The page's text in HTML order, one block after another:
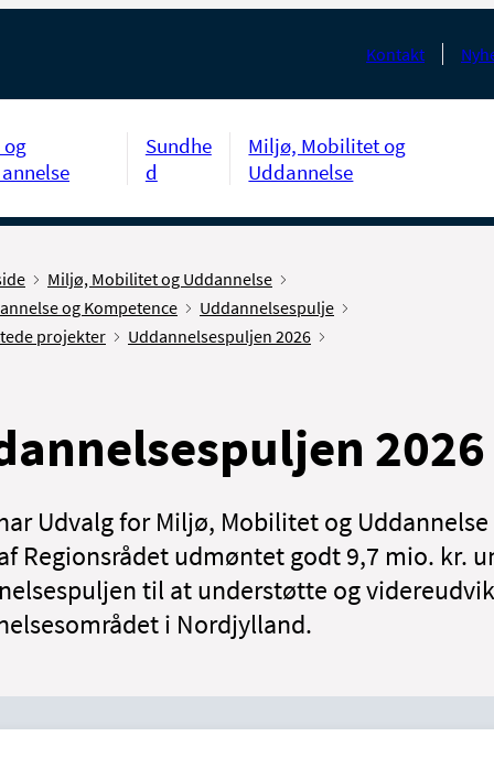
Kontakt
Sundhe
d
Miljø, Mobilitet og
Uddannelse
Miljø, Mobilitet og Uddannelse
og Kompetence
Uddannelsespulje
projekter
Uddannelsespuljen 2026
2026
Udvalg for Miljø, Mobilitet og
Regionsrådet udmøntet godt 9,7 mio. kr.
til at understøtte og
i Nordjylland.